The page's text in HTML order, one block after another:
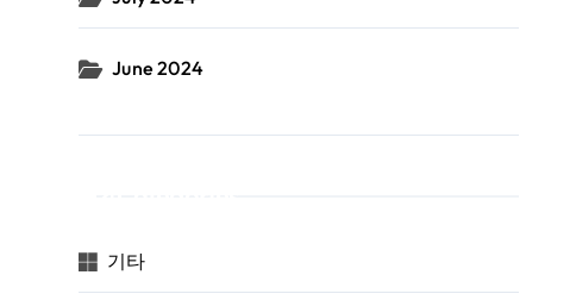
June 2024
기타